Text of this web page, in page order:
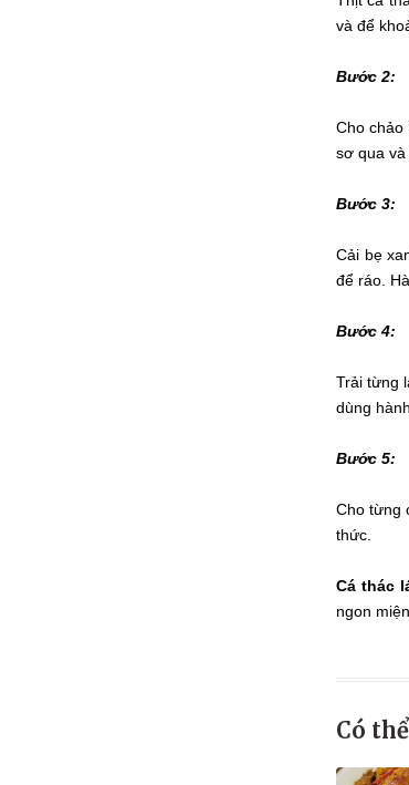
và để
Bước 2:
Cho chảo
sơ qua và
Bước 3:
Cải bẹ
để ráo.
Bước 4:
Trải từng
dùng
Bước 5:
Cho từng
thức.
Cá thác
ngon
Có